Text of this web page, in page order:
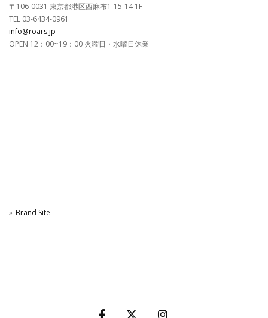
〒106-0031 東京都港区西麻布1-15-14 1F
TEL 03-6434-0961
info@roars.jp
OPEN 12：00~19：00 火曜日・水曜日休業
Brand Site